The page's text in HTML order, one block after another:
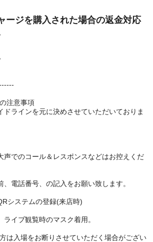
ージを購入された場合の返金対応
注意事項
ラインを元に決めさせていただいておりま
声でのコール＆レスポンスなどはお控えくだ
、電話番号、の記入をお願い致します。
システムの登録(来店時)
ライブ観覧時のマスク着用。
は入場をお断りさせていただく場合がござい